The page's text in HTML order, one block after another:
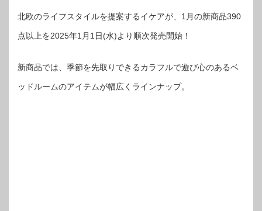
北欧のライフスタイルを提案するイケアが、1月の新商品390
点以上を2025年1月1日(水)より順次発売開始！
新商品では、季節を先取りできるカラフルで遊び心のあるベ
ッドルームのアイテムが幅広くラインナップ。